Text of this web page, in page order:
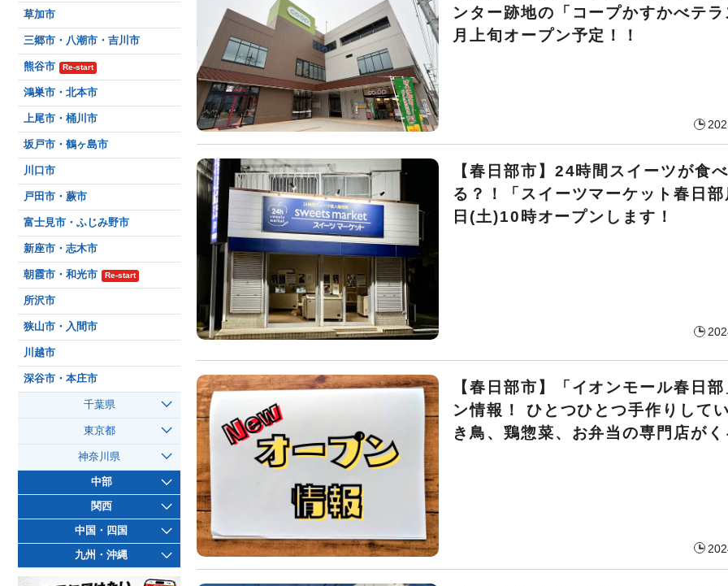
ンター跡地の「コープかすかべテ
月上旬オープン予定！！
【春日部市】24時間スイーツが食
る？！「スイーツマーケット春日
日(土)10時オープンします！
【春日部市】「イオンモール春日
ン情報！ ひとつひとつ手作りして
き鳥、鶏惣菜、お弁当の専門店が
草加市
三郷市・八潮市・吉川市
熊谷市 Re-start
鴻巣市・北本市
上尾市・桶川市
坂戸市・鶴ヶ島市
川口市
戸田市・蕨市
富士見市・ふじみ野市
新座市・志木市
朝霞市・和光市 Re-start
所沢市
狭山市・入間市
川越市
深谷市・本庄市
千葉県
東京都
神奈川県
中部
関西
中国・四国
九州・沖縄